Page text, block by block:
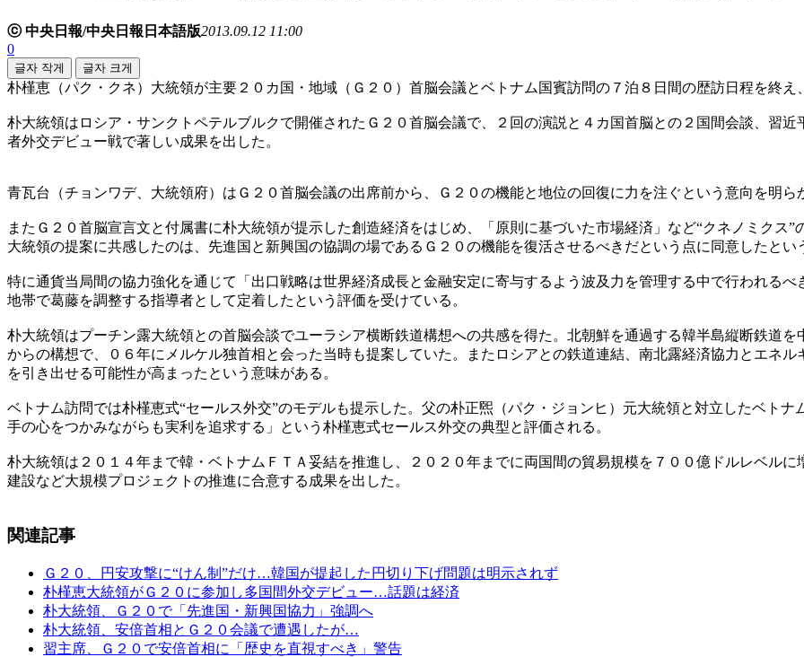
ⓒ 中央日報/中央日報日本語版2013.09.12 11:00
0
글자 작게 글자 크게
朴槿恵（パク・クネ）大統領が主要２０カ国・地域（Ｇ２０）首脳会議とベトナム国賓訪問の７泊８日間の歴訪日程を終え
朴大統領はロシア・サンクトペテルブルクで開催されたＧ２０首脳会議で、２回の演説と４カ国首脳との２国間会談、習
者外交デビュー戦で著しい成果を出した。
青瓦台（チョンワデ、大統領府）はＧ２０首脳会議の出席前から、Ｇ２０の機能と地位の回復に力を注ぐという意向を明ら
またＧ２０首脳宣言文と付属書に朴大統領が提示した創造経済をはじめ、「原則に基づいた市場経済」など“クネノミクス
大統領の提案に共感したのは、先進国と新興国の協調の場であるＧ２０の機能を復活させるべきだという点に同意したとい
特に通貨当局間の協力強化を通じて「出口戦略は世界経済成長と金融安定に寄与するよう波及力を管理する中で行われる
地帯で葛藤を調整する指導者として定着したという評価を受けている。
朴大統領はプーチン露大統領との首脳会談でユーラシア横断鉄道構想への共感を得た。北朝鮮を通過する韓半島縦断鉄道
からの構想で、０６年にメルケル独首相と会った当時も提案していた。またロシアとの鉄道連結、南北露経済協力とエネ
を引き出せる可能性が高まったという意味がある。
ベトナム訪問では朴槿恵式“セールス外交”のモデルも提示した。父の朴正煕（パク・ジョンヒ）元大統領と対立したベト
手の心をつかみながらも実利を追求する」という朴槿恵式セールス外交の典型と評価される。
朴大統領は２０１４年まで韓・ベトナムＦＴＡ妥結を推進し、２０２０年までに両国間の貿易規模を７００億ドルレベル
建設など大規模プロジェクトの推進に合意する成果を出した。
関連記事
Ｇ２０、円安攻撃に“けん制”だけ…韓国が提起した円切り下げ問題は明示されず
朴槿恵大統領がＧ２０に参加し多国間外交デビュー…話題は経済
朴大統領、Ｇ２０で「先進国・新興国協力」強調へ
朴大統領、安倍首相とＧ２０会議で遭遇したが…
習主席、Ｇ２０で安倍首相に「歴史を直視すべき」警告